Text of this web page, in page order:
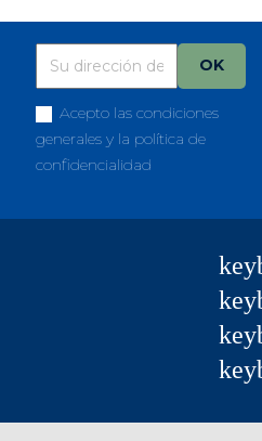
Acepto las condiciones
generales y la política de
confidencialidad